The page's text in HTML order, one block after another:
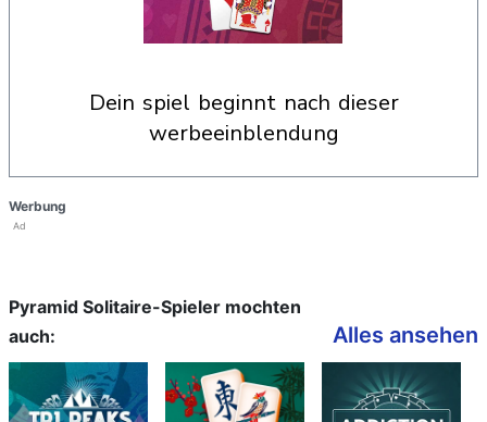
dein spiel beginnt nach dieser
werbeeinblendung
Werbung
Ad
Pyramid Solitaire-Spieler mochten
auch:
Alles ansehen